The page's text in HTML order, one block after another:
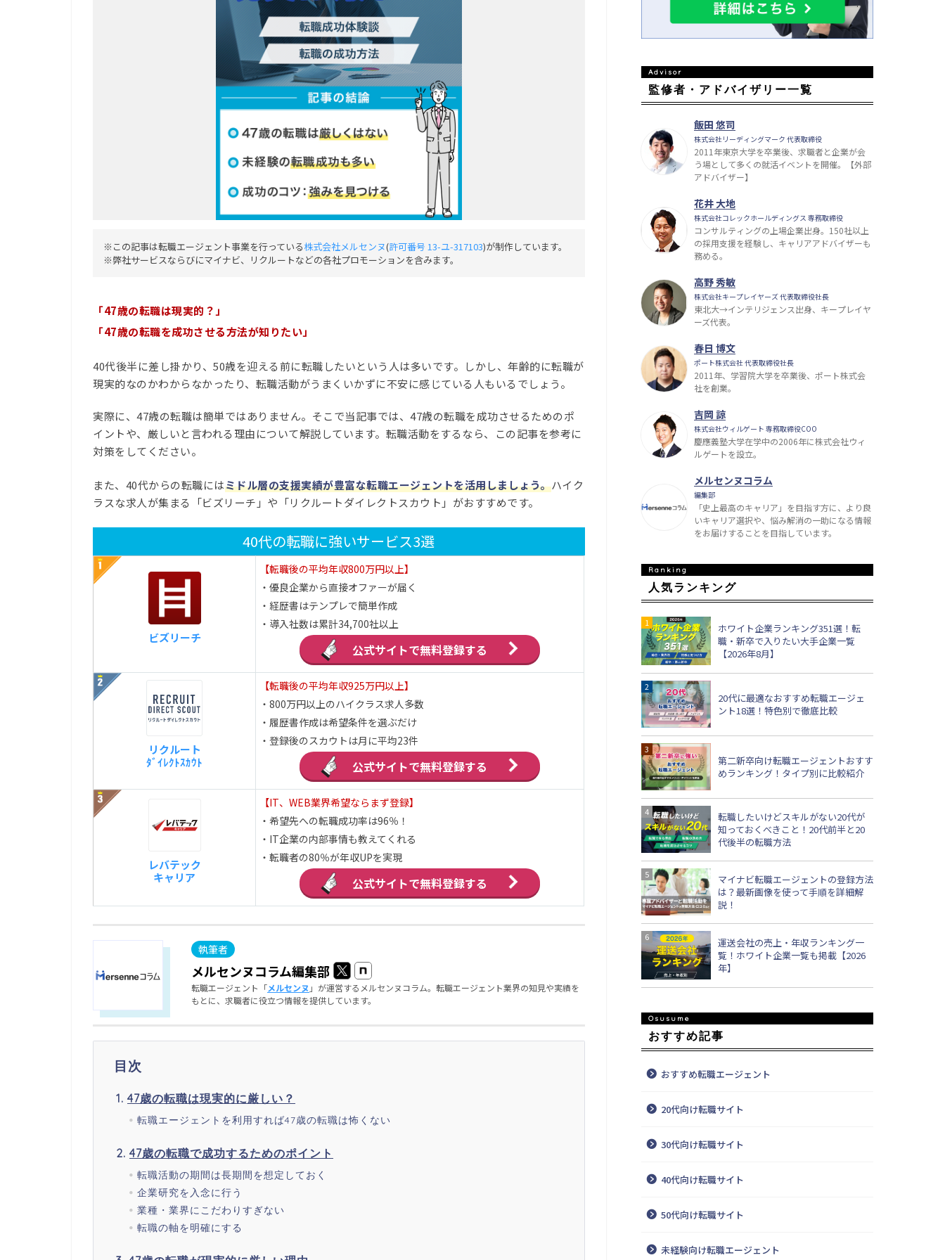
※この記事は転職エージェント事業を行っている株式会社メルセンヌ(許可番号 13-ユ-317103)が制作しています。
※弊社サービスならびにマイナビ、リクルートなどの各社プロモーションを含みます。
「47歳の転職は現実的？」
「47歳の転職を成功させる方法が知りたい」
40代後半に差し掛かり、50歳を迎える前に転職したいという人は多いです。しかし、年齢的に転職が
現実的なのかわからなかったり、転職活動がうまくいかずに不安に感じている人もいるでしょう。
実際に、47歳の転職は簡単ではありません。そこで当記事では、47歳の転職を成功させるためのポ
イントや、厳しいと言われる理由について解説しています。転職活動をするなら、この記事を参考に
対策をしてください。
また、40代からの転職にはミドル層の支援実績が豊富な転職エージェントを活用しましょう。ハイク
ラスな求人が集まる「ビズリーチ」や「リクルートダイレクトスカウト」がおすすめです。
40代の転職に強いサービス3選
ビズリーチ
【転職後の平均年収800万円以上】
・優良企業から直接オファーが届く
・経歴書はテンプレで簡単作成
・導入社数は累計34,700社以上
公式サイトで無料登録する
リクルート
ﾀﾞｲﾚｸﾄｽｶｳﾄ
【転職後の平均年収925万円以上】
・800万円以上のハイクラス求人多数
・履歴書作成は希望条件を選ぶだけ
・登録後のスカウトは月に平均23件
公式サイトで無料登録する
レバテック
キャリア
【IT、WEB業界希望ならまず登録】
・希望先への転職成功率は96％！
・IT企業の内部事情も教えてくれる
・転職者の80％が年収UPを実現
公式サイトで無料登録する
メルセンヌコラム編集部
転職エージェント「メルセンヌ 」が運営するメルセンヌコラム。転職エージェント業界の知見や実績を
もとに、求職者に役立つ情報を提供しています。
目次
47歳の転職は現実的に厳しい？
転職エージェントを利用すれば47歳の転職は怖くない
47歳の転職で成功するためのポイント
転職活動の期間は長期間を想定しておく
企業研究を入念に行う
業種・業界にこだわりすぎない
転職の軸を明確にする
監修者・アドバイザリー一覧
飯田 悠司
株式会社リーディングマーク 代表取締役
2011年東京大学を卒業後、求職者と企業が会
う場として多くの就活イベントを開催。【外部
アドバイザー】
花井 大地
株式会社コレックホールディングス 専務取締役
コンサルティングの上場企業出身。150社以上
の採用支援を経験し、キャリアアドバイザーも
務める。
高野 秀敏
株式会社キープレイヤーズ 代表取締役社長
東北大→インテリジェンス出身、キープレイヤ
ーズ代表。
春日 博文
ポート株式会社 代表取締役社長
2011年、学習院大学を卒業後、ポート株式会
社を創業。
吉岡 諒
株式会社ウィルゲート 専務取締役COO
慶應義塾大学在学中の2006年に株式会社ウィ
ルゲートを設立。
メルセンヌコラム
編集部
「史上最高のキャリア」を目指す方に、より良
いキャリア選択や、悩み解消の一助になる情報
をお届けすることを目指しています。
人気ランキング
ホワイト企業ランキング351選！転
職・新卒で入りたい大手企業一覧
【2026年8月】
20代に最適なおすすめ転職エージェ
ント18選！特色別で徹底比較
第二新卒向け転職エージェントおすす
めランキング！タイプ別に比較紹介
転職したいけどスキルがない20代が
知っておくべきこと！20代前半と20
代後半の転職方法
マイナビ転職エージェントの登録方法
は？最新画像を使って手順を詳細解
説！
運送会社の売上・年収ランキング一
覧！ホワイト企業一覧も掲載【2026
年】
おすすめ記事
おすすめ転職エージェント
20代向け転職サイト
30代向け転職サイト
40代向け転職サイト
50代向け転職サイト
未経験向け転職エージェント